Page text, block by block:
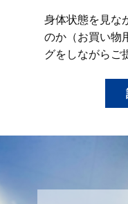
身体状態を見な
のか（お買い物
グをしながらご